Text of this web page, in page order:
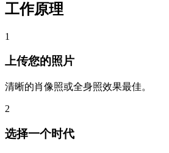
工作原理
1
上传您的照片
清晰的肖像照或全身照效果最佳。
2
选择一个时代